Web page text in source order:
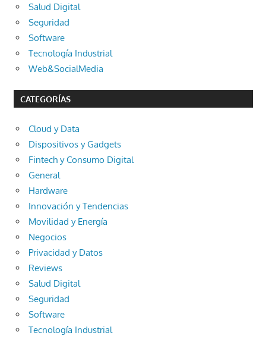
Salud Digital
Seguridad
Software
Tecnología Industrial
Web&SocialMedia
CATEGORÍAS
Cloud y Data
Dispositivos y Gadgets
Fintech y Consumo Digital
General
Hardware
Innovación y Tendencias
Movilidad y Energía
Negocios
Privacidad y Datos
Reviews
Salud Digital
Seguridad
Software
Tecnología Industrial